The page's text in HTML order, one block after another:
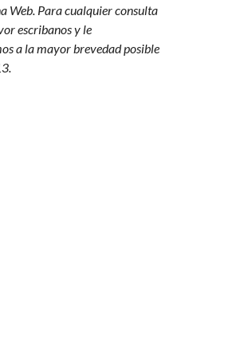
Web. Para cualquier consulta
escribanos y le
a la mayor brevedad posible